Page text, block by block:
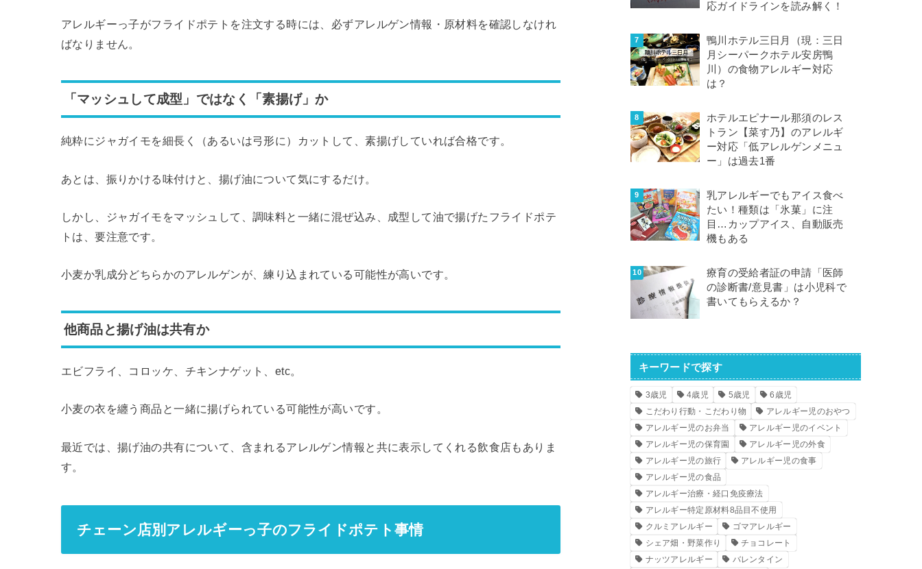
アレルギーっ子がフライドポテトを注文する時には、必ずアレルゲン情報・原材料を確認しなけれ
ばなりません。
「マッシュして成型」ではなく「素揚げ」か
純粋にジャガイモを細長く（あるいは弓形に）カットして、素揚げしていれば合格です。
あとは、振りかける味付けと、揚げ油について気にするだけ。
しかし、ジャガイモをマッシュして、調味料と一緒に混ぜ込み、成型して油で揚げたフライドポテ
トは、要注意です。
小麦か乳成分どちらかのアレルゲンが、練り込まれている可能性が高いです。
他商品と揚げ油は共有か
エビフライ、コロッケ、チキンナゲット、etc。
小麦の衣を纏う商品と一緒に揚げられている可能性が高いです。
最近では、揚げ油の共有について、含まれるアレルゲン情報と共に表示してくれる飲食店もありま
す。
チェーン店別アレルギーっ子のフライドポテト事情
応ガイドラインを読み解く！
鴨川ホテル三日月（現：三日
月シーパークホテル安房鴨
川）の食物アレルギー対応
は？
ホテルエピナール那須のレス
トラン【菜す乃】のアレルギ
ー対応「低アレルゲンメニュ
ー」は過去1番
乳アレルギーでもアイス食べ
たい！種類は「氷菓」に注
目…カップアイス、自動販売
機もある
療育の受給者証の申請「医師
の診断書/意見書」は小児科で
書いてもらえるか？
キーワードで探す
3歳児 4歳児 5歳児
6歳児
こだわり行動・こだわり物
アレルギー児のおやつ
アレルギー児のお弁当
アレルギー児のイベント
アレルギー児の保育園
アレルギー児の外食
アレルギー児の旅行
アレルギー児の食事
アレルギー児の食品
アレルギー治療・経口免疫療法
アレルギー特定原材料8品目不使用
クルミアレルギー
ゴマアレルギー
シェア畑・野菜作り
チョコレート
ナッツアレルギー
バレンタイン